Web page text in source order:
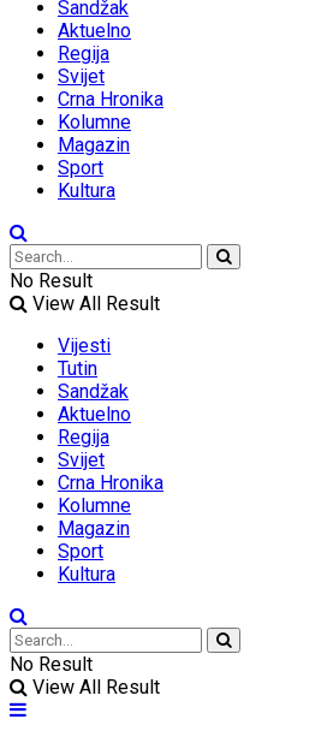
Sandžak
Aktuelno
Regija
Svijet
Crna Hronika
Kolumne
Magazin
Sport
Kultura
No Result
View All Result
Vijesti
Tutin
Sandžak
Aktuelno
Regija
Svijet
Crna Hronika
Kolumne
Magazin
Sport
Kultura
No Result
View All Result